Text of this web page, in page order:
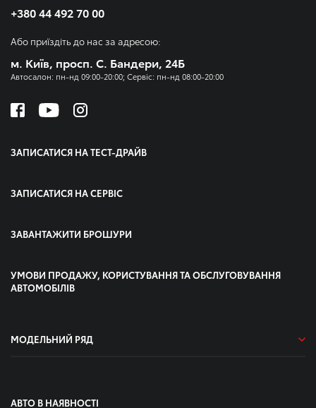
+380 44 492 70 00
Або приїздіть до нас за адресою:
м. Київ, просп. С. Бандери, 24Б
Автосалон: пн-нд 09:00-20:00; Сервіс: пн-нд 08:00-20:00
ЗАПИСАТИСЯ НА ТЕСТ-ДРАЙВ
ЗАПИСАТИСЯ НА СЕРВІС
ЗАВАНТАЖИТИ БРОШУРИ
УМОВИ ПРОДАЖУ, КОРИСТУВАННЯ ТА ОБСЛУГОВУВАННЯ
АВТОМОБІЛІВ
МОДЕЛЬНИЙ РЯД
АВТО В НАЯВНОСТІ